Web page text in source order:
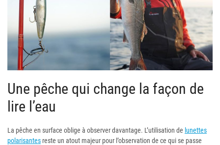
Une pêche qui change la façon de
lire l’eau
La pêche en surface oblige à observer davantage. L’utilisation de lunettes
polarisantes reste un atout majeur pour l’observation de ce qui se passe